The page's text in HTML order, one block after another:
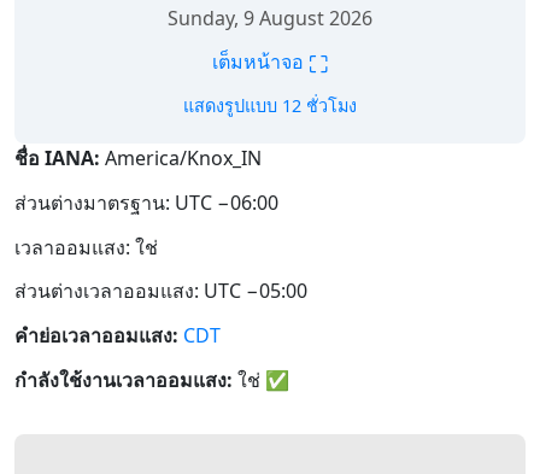
Sunday, 9 August 2026
เต็มหน้าจอ ⛶
แสดงรูปแบบ 12 ชั่วโมง
ชื่อ IANA: America/Knox_IN
ส่วนต่างมาตรฐาน: UTC −06:00
เวลาออมแสง: ใช่
ส่วนต่างเวลาออมแสง: UTC −05:00
คำย่อเวลาออมแสง: CDT
กำลังใช้งานเวลาออมแสง: ใช่ ✅